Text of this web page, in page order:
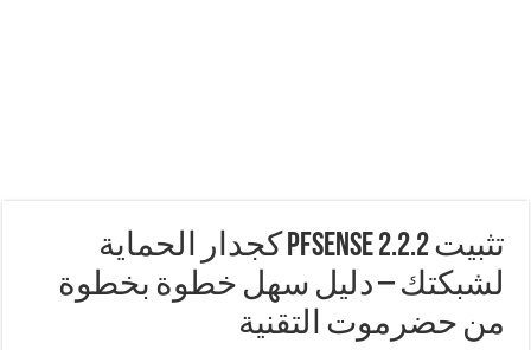
تثبيت pfSense 2.2.2 كجدار الحماية
لشبكتك – دليل سهل خطوة بخطوة
من حضرموت التقنية